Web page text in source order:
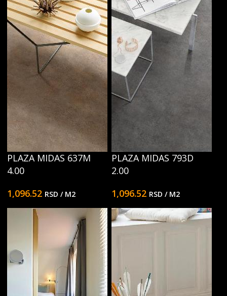
PLAZA MIDAS 637M
4.00
1,096.52 RSD / M2
PLAZA MIDAS 793D
2.00
1,096.52 RSD / M2